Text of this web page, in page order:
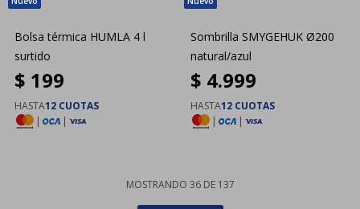
Bolsa térmica HUMLA 4 l
surtido
$ 199
HASTA12 CUOTAS
|
|
Sombrilla SMYGEHUK Ø200
natural/azul
$ 4.999
HASTA12 CUOTAS
|
|
MOSTRANDO 36DE 137